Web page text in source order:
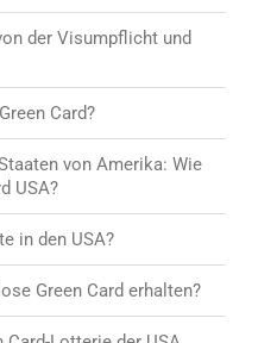
der Visumpflicht und
Card?
von Amerika: Wie
USA?
in den USA?
Green Card erhalten?